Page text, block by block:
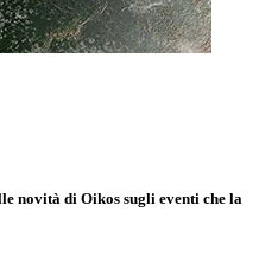
novità di Oikos sugli eventi che la